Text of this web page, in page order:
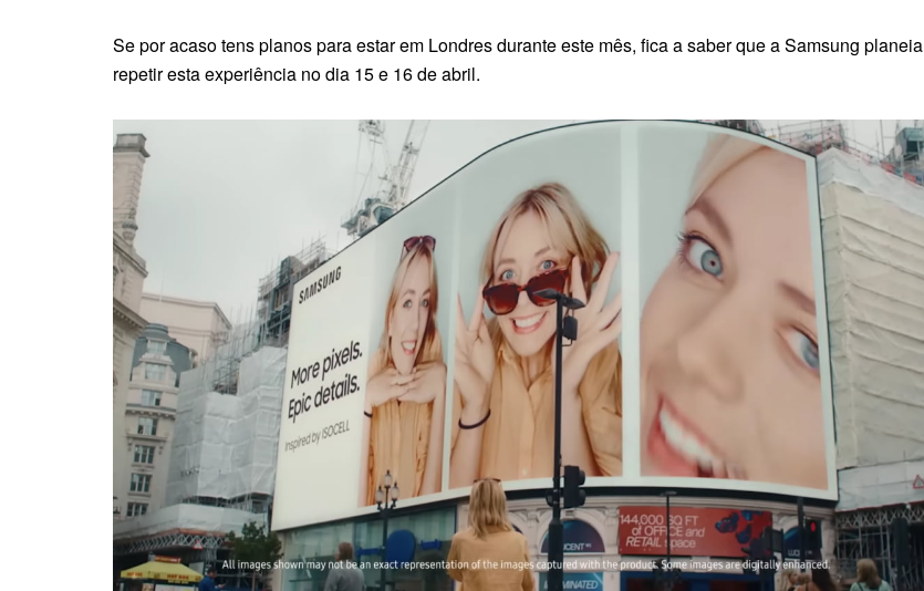
Se por acaso tens planos para estar em Londres durante este mês, fica a saber que a Samsung planeia
repetir esta experiência no dia 15 e 16 de abril.